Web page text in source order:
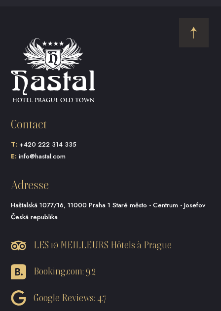
Contact
T: +420 222 314 335
E: info@hastal.com
Adresse
Haštalská 1077/16, 11000 Praha 1 Staré město - Centrum - Josefov
Česká republika
LES 10 MEILLEURS Hôtels à Prague
Booking.com: 9.2
Google Reviews: 4.7